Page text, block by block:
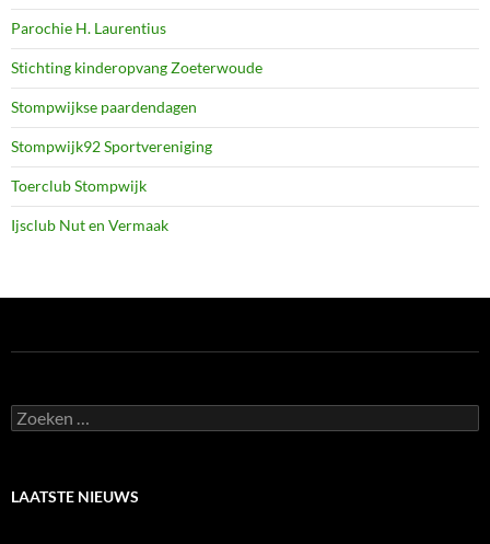
Parochie H. Laurentius
Stichting kinderopvang Zoeterwoude
Stompwijkse paardendagen
Stompwijk92 Sportvereniging
Toerclub Stompwijk
Ijsclub Nut en Vermaak
Zoeken
naar:
LAATSTE NIEUWS